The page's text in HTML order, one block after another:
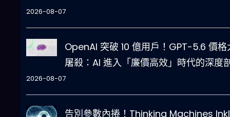
2026-08-07
OpenAI 突破 10 億用戶！GPT-5.6 價格
屠殺：AI 進入「廉價高效」時代的深度
2026-08-07
告別參數內捲！Thinking Machines